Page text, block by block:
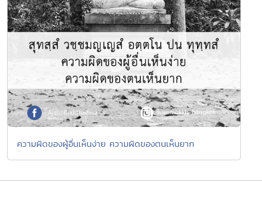
ความผิดของผู้อื่นเห็นง่าย ความผิดของตนเห็นยาก